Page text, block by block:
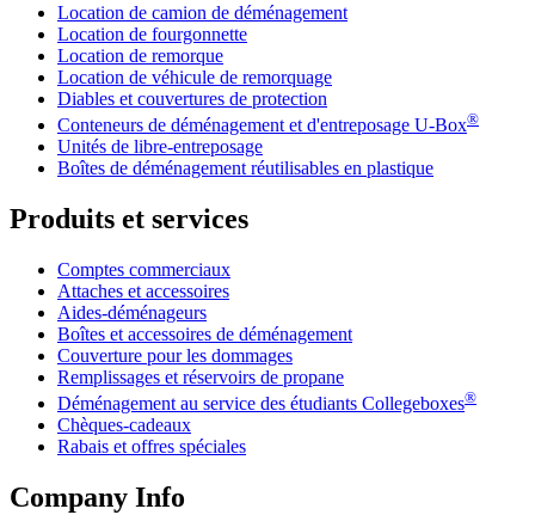
Location de camion de déménagement
Location de fourgonnette
Location de remorque
Location de véhicule de remorquage
Diables et couvertures de protection
Conteneurs de déménagement et d'entreposage U-Box®
Unités de libre-entreposage
Boîtes de déménagement réutilisables en plastique
Produits et services
Comptes commerciaux
Attaches et accessoires
Aides-déménageurs
Boîtes et accessoires de déménagement
Couverture pour les dommages
Remplissages et réservoirs de propane
Déménagement au service des étudiants Collegeboxes®
Chèques-cadeaux
Rabais et offres spéciales
Company Info